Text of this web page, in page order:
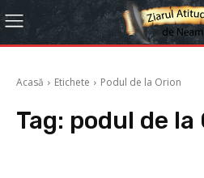
Acasă Etichete Podul de la Orion
Tag: podul de la